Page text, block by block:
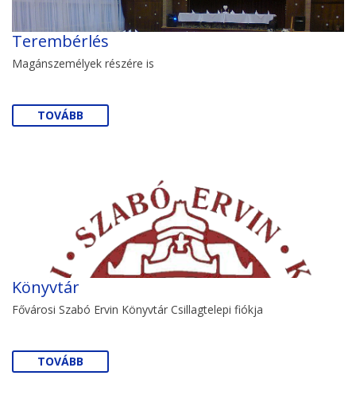
Terembérlés
Magánszemélyek részére is
TOVÁBB
Könyvtár
Fővárosi Szabó Ervin Könyvtár Csillagtelepi fiókja
TOVÁBB